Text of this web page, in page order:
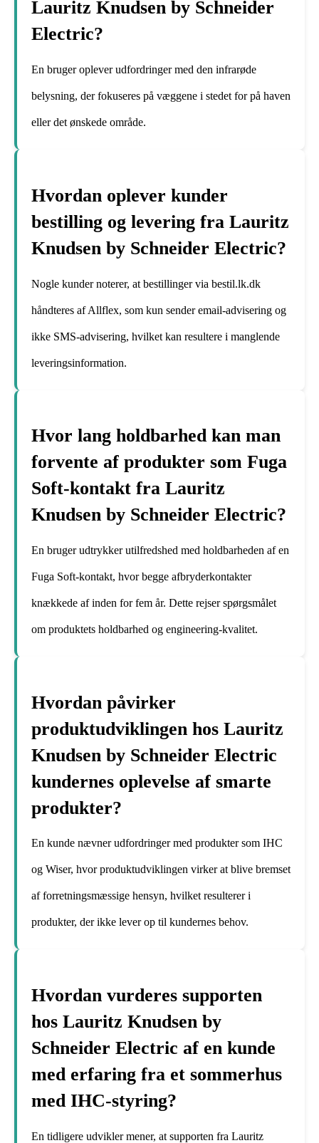
Lauritz Knudsen by Schneider
Electric?
En bruger oplever udfordringer med den infrarøde
belysning, der fokuseres på væggene i stedet for på haven
eller det ønskede område.
Hvordan oplever kunder
bestilling og levering fra Lauritz
Knudsen by Schneider Electric?
Nogle kunder noterer, at bestillinger via bestil.lk.dk
håndteres af Allflex, som kun sender email-advisering og
ikke SMS-advisering, hvilket kan resultere i manglende
leveringsinformation.
Hvor lang holdbarhed kan man
forvente af produkter som Fuga
Soft-kontakt fra Lauritz
Knudsen by Schneider Electric?
En bruger udtrykker utilfredshed med holdbarheden af en
Fuga Soft-kontakt, hvor begge afbryderkontakter
knækkede af inden for fem år. Dette rejser spørgsmålet
om produktets holdbarhed og engineering-kvalitet.
Hvordan påvirker
produktudviklingen hos Lauritz
Knudsen by Schneider Electric
kundernes oplevelse af smarte
produkter?
En kunde nævner udfordringer med produkter som IHC
og Wiser, hvor produktudviklingen virker at blive bremset
af forretningsmæssige hensyn, hvilket resulterer i
produkter, der ikke lever op til kundernes behov.
Hvordan vurderes supporten
hos Lauritz Knudsen by
Schneider Electric af en kunde
med erfaring fra et sommerhus
med IHC-styring?
En tidligere udvikler mener, at supporten fra Lauritz